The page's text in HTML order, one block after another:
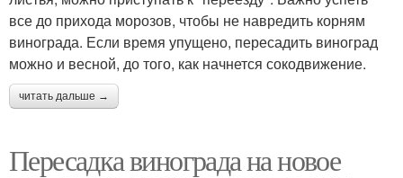
все до прихода морозов, чтобы не навредить корням
винограда. Если время упущено, пересадить виноград
можно и весной, до того, как начнется сокодвижение.
читать дальше →
Пересадка винограда на новое